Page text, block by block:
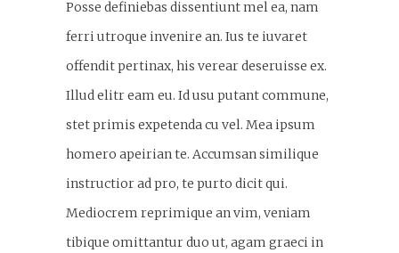
Posse definiebas dissentiunt mel ea, nam
ferri utroque invenire an. Ius te iuvaret
offendit pertinax, his verear deseruisse ex.
Illud elitr eam eu. Id usu putant commune,
stet primis expetenda cu vel. Mea ipsum
homero apeirian te. Accumsan similique
instructior ad pro, te purto dicit qui.
Mediocrem reprimique an vim, veniam
tibique omittantur duo ut, agam graeci in